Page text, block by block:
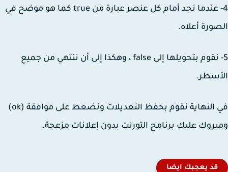
4- عندما نجد أمام كل عنصر عبارة من true كما هو موضح في
أعلاه.
5- نقوم بتحويلها إلى false ، وهكذا إلى أن ننتهي من جميع
في النهاية نقوم بحفظ التعديلات ونضعط على موافقة (ok)
عليك برنامج التورنت بدون إعلانات مزعجة.
قد يعجبك ايضا